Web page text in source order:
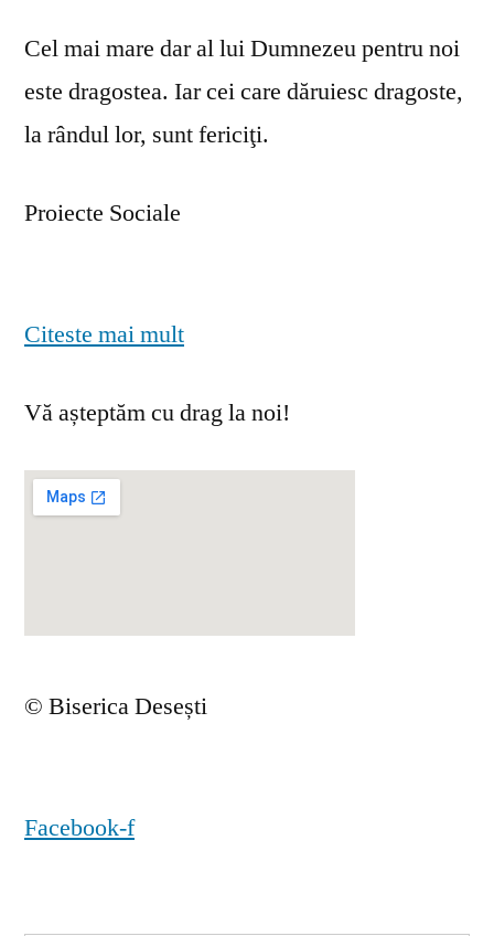
Cel mai mare dar al lui Dumnezeu pentru noi
este dragostea. Iar cei care dăruiesc dragoste,
la rândul lor, sunt fericiţi.
Proiecte Sociale
Citeste mai mult
Vă așteptăm cu drag la noi!
© Biserica Desești
Facebook-f